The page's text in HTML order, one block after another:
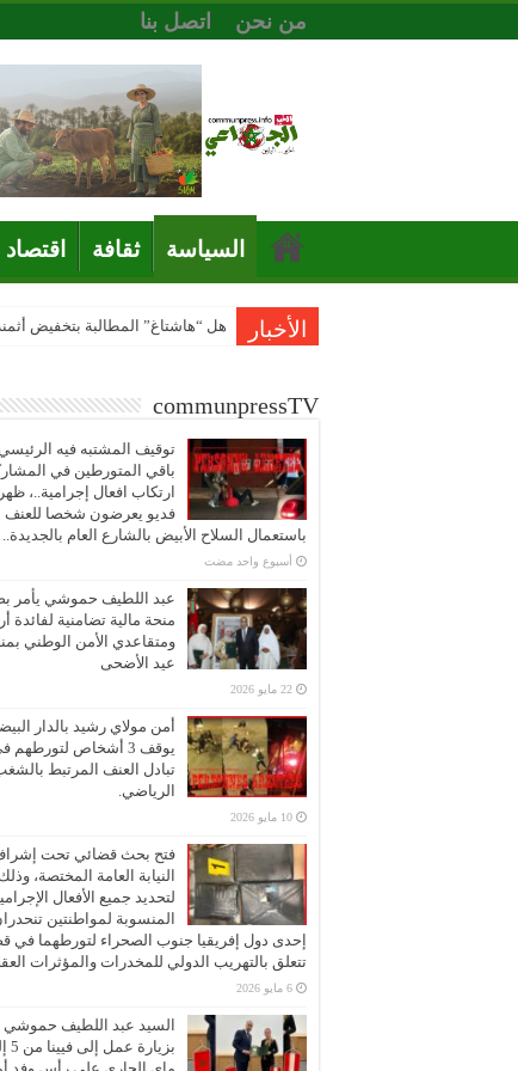
من نحن اتصل بنا
السياسة ثقافة اقتصاد
الأخبار هل “هاشتاغ” المطالبة بتخفيض
communpressTV
توقيف المشتبه فيه
باقي المتورطين في
ارتكاب افعال إجرامية..،
فديو يعرضون شخصا للعنف
باستعمال السلاح الأبيض بالشارع العام بالجديدة..
‏أسبوع واحد مضت
عبد اللطيف حموشي يأمر
منحة مالية تضامنية لفائدة
ومتقاعدي الأمن الوطني
عيد الأضحى
22 مايو 2026
أمن مولاي رشيد بالدار
يوقف 3 أشخاص لتورطهم
تبادل العنف المرتبط
الرياضي.
10 مايو 2026
فتح بحث قضائي تحت
النيابة العامة المختصة، وذلك
لتحديد جميع الأفعال
المنسوبة لمواطنتين
إحدى دول إفريقيا جنوب الصحراء لتورطهما في
تتعلق بالتهريب الدولي للمخدرات والمؤثرات
6 مايو 2026
السيد عبد اللطيف حموشي